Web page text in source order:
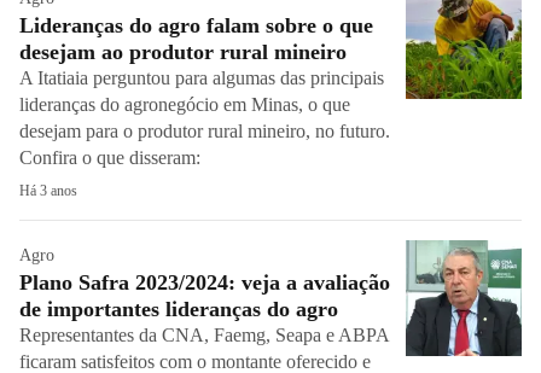
Lideranças do agro falam sobre o que
desejam ao produtor rural mineiro
A Itatiaia perguntou para algumas das principais
lideranças do agronegócio em Minas, o que
desejam para o produtor rural mineiro, no futuro.
Confira o que disseram:
Há 3 anos
Agro
Plano Safra 2023/2024: veja a avaliação
de importantes lideranças do agro
Representantes da CNA, Faemg, Seapa e ABPA
ficaram satisfeitos com o montante oferecido e